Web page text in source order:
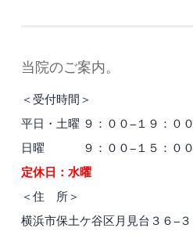
当院のご案内。
＜受付時間＞
平日・土曜 ９：００−１９：００
日曜 ９：００−１５：００
定休日：水曜
＜住 所＞
横浜市保土ケ谷区月見台３６−３